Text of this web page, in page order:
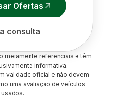
Ofertas
consulta
meramente referenciais e têm
informativa.
validade oficial e não devem
uma avaliação de veículos
usados.